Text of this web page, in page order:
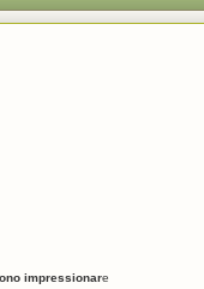
impressionare